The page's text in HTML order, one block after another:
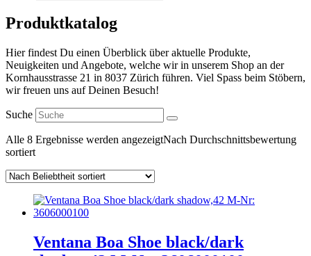
Produktkatalog
Hier findest Du einen Überblick über aktuelle Produkte,
Neuigkeiten und Angebote, welche wir in unserem Shop an der
Kornhausstrasse 21 in 8037 Zürich führen. Viel Spass beim Stöbern,
wir freuen uns auf Deinen Besuch!
Suche
Alle 8 Ergebnisse werden angezeigtNach Durchschnittsbewertung
sortiert
Ventana Boa Shoe black/dark